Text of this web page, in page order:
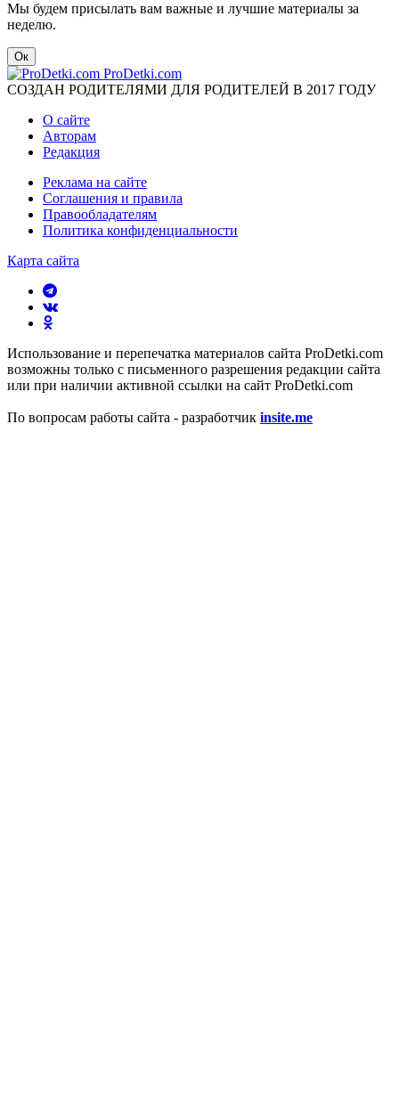
Мы будем присылать вам важные и лучшие материалы за
неделю.
Ок
ProDetki.com
СОЗДАН РОДИТЕЛЯМИ ДЛЯ РОДИТЕЛЕЙ В 2017 ГОДУ
О сайте
Авторам
Редакция
Реклама на сайте
Соглашения и правила
Правообладателям
Политика конфиденциальности
Карта сайта
Использование и перепечатка материалов сайта ProDetki.com
возможны только с письменного разрешения редакции сайта
или при наличии активной ссылки на сайт ProDetki.com
По вопросам работы сайта - разработчик insite.me